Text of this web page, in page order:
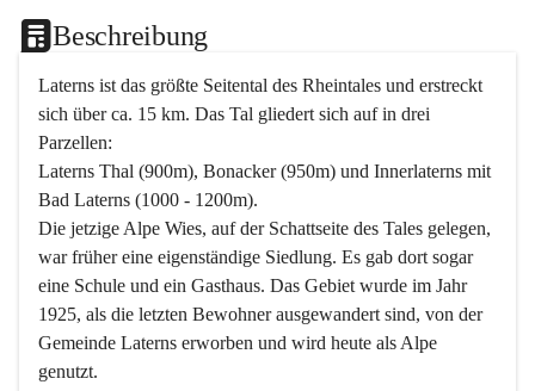
Beschreibung
Laterns ist das größte Seitental des Rheintales und erstreckt
sich über ca. 15 km. Das Tal gliedert sich auf in drei
Parzellen:
Laterns Thal (900m), Bonacker (950m) und Innerlaterns mit
Bad Laterns (1000 - 1200m).
Die jetzige Alpe Wies, auf der Schattseite des Tales gelegen,
war früher eine eigenständige Siedlung. Es gab dort sogar
eine Schule und ein Gasthaus. Das Gebiet wurde im Jahr
1925, als die letzten Bewohner ausgewandert sind, von der
Gemeinde Laterns erworben und wird heute als Alpe
genutzt.